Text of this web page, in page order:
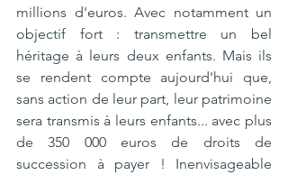
millions d'euros. Avec notamment un
objectif fort : transmettre un bel
héritage à leurs deux enfants. Mais ils
se rendent compte aujourd'hui que,
sans action de leur part, leur patrimoine
sera transmis à leurs enfants... avec plus
de 350 000 euros de droits de
succession à payer ! Inenvisageable